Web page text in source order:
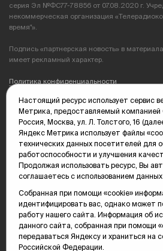
серия Эл №ФС77-78856 от 07.08.2020 г.
некоммерческая организация
время"».
Подпись «партнерская новость» в
имеет рекламный характер.
Политика конфиденциальности
Редакция: 625035, Тюмень, пр.
(3452) 68-89-05
edit@vsluh.ru
Главный редактор: Панкина Т.Ю.
kika@vsluh.ru
По вопросам рекламы:
(3452) 68-89-78
kotovaev@sibinformburo.ru
mim@vsluh.ru
Настоящий ресурс использует сервис
Метрика, предоставляемый компанией
Россия, Москва, ул. Л. Толстого, 16
Яндекс Метрика использует файлы
технических данных посетителей для
работоспособности и улучшения
Продолжая использовать ресурс, Вы
соглашаетесь с использованием данных
Собранная при помощи «cookie»
идентифицировать вас, однако может
работу нашего сайта. Информация об
данного сайта, собранная при помощи
передаваться Яндексу и храниться на
Российской Федерации.